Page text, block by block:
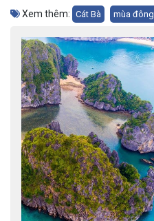
Xem thêm: Cát Bà mùa đông